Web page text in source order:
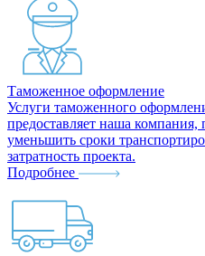
Таможенное оформление
Услуги таможенного
предоставляет наша
уменьшить сроки
затратность проекта.
Подробнее